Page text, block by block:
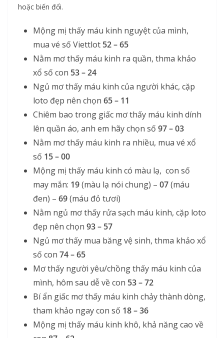
hoặc biến đổi.
Mộng mị thấy máu kinh nguyệt của mình,
mua vé số Viettlot 52 – 65
Nằm mơ thấy máu kinh ra quần, thma khảo
xổ số con 53 – 24
Ngủ mơ thấy máu kinh của người khác, cặp
loto đẹp nên chọn 65 – 11
Chiêm bao trong giấc mơ thấy máu kinh dính
lên quần áo, anh em hãy chọn số 97 – 03
Nằm mơ thấy máu kinh ra nhiều, mua vé xổ
số 15 – 00
Mộng mị thấy máu kinh có màu lạ, con số
may mắn: 19(màu lạ nói chung) – 07(máu
đen) – 69(máu đỏ tươi)
Nằm ngủ mơ thấy rửa sạch máu kinh, cặp loto
đẹp nên chọn 93 – 57
Ngủ mơ thấy mua băng vệ sinh, thma khảo xổ
số con 74 – 65
Mơ thấy người yêu/chồng thấy máu kinh của
mình, hôm sau dễ về con 53 – 72
Bí ẩn giấc mơ thấy máu kinh chảy thành dòng,
tham khảo ngay con số 18 – 36
Mộng mị thấy máu kinh khô, khả năng cao về